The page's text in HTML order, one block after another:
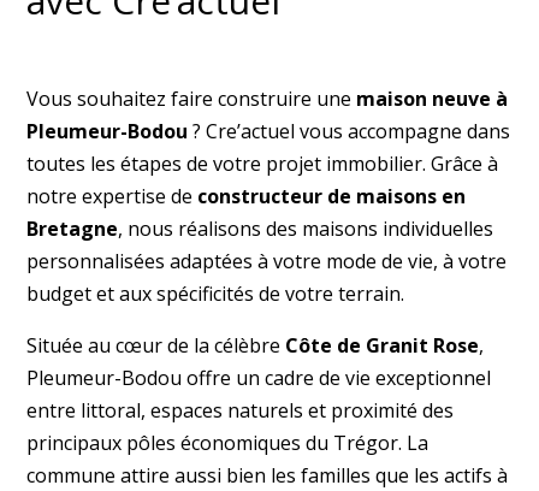
Vous souhaitez faire construire une maison neuve à
Pleumeur-Bodou ? Cre’actuel vous accompagne dans
toutes les étapes de votre projet immobilier. Grâce à
notre expertise de constructeur de maisons en
Bretagne, nous réalisons des maisons individuelles
personnalisées adaptées à votre mode de vie, à votre
budget et aux spécificités de votre terrain.
Située au cœur de la célèbre Côte de Granit Rose,
Pleumeur-Bodou offre un cadre de vie exceptionnel
entre littoral, espaces naturels et proximité des
principaux pôles économiques du Trégor. La
commune attire aussi bien les familles que les actifs à